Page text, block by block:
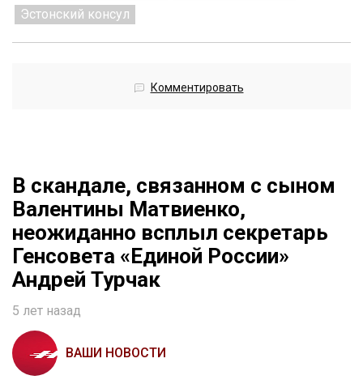
Эстонский консул
Комментировать
В скандале, связанном с сыном
Валентины Матвиенко,
неожиданно всплыл секретарь
Генсовета «Единой России»
Андрей Турчак
5 лет назад
ВАШИ НОВОСТИ